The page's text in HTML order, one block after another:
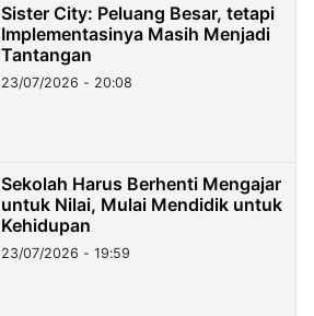
Sister City: Peluang Besar, tetapi
Implementasinya Masih Menjadi
Tantangan
23/07/2026 - 20:08
Sekolah Harus Berhenti Mengajar
untuk Nilai, Mulai Mendidik untuk
Kehidupan
23/07/2026 - 19:59